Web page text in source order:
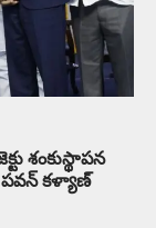
శంకుస్థాపన
పవన్ కళ్యాణ్